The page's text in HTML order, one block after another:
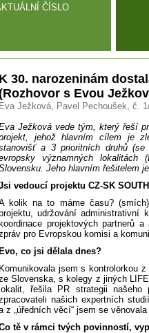
ČÍSLO
K 30. narozeninám
s Evou
Eva Ježková, Pavel Pechoušek, č.
Ježková vede tým, který řeší
jehož hlavním cílem je
a 3 prioritních druhů
významných
Jeho hlavním řešitelem
vedoucí projektu CZ-SK
kolik na to máme času?
udržování administrativní
koordinace projektových partnerů
pro Evropskou komisi a
Evo, co jsi dělala dnes?
Komunikovala jsem s kontrolorkou
Slovenska, s kolegy z jiných
lokalit, řešila PR strategii našeho
našich expertních
z „úředních věcí“ jsem se
tě v rámci tvých povinností,